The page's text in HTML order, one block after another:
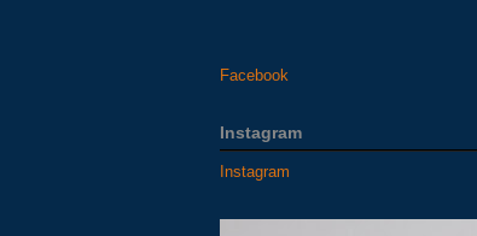
Facebook
Instagram
Instagram